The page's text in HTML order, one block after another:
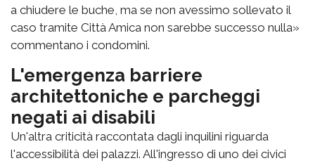
a chiudere le buche, ma se non avessimo sollevato il
caso tramite Città Amica non sarebbe successo nulla»
commentano i condomini.
L'emergenza barriere
architettoniche e parcheggi
negati ai disabili
Un'altra criticità raccontata dagli inquilini riguarda
l'accessibilità dei palazzi. All'ingresso di uno dei civici